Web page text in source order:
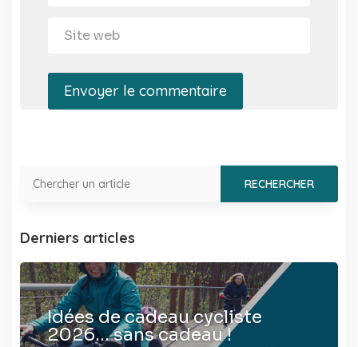
Envoyer le commentaire
Derniers articles
Idées de cadeau cycliste
2026… sans cadeau !